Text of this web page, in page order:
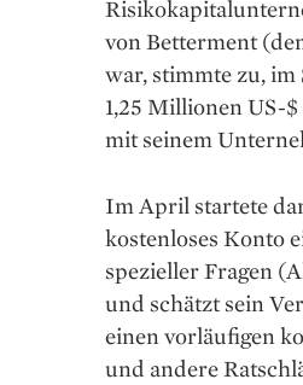
von Betterment
war, stimmte zu, im
1,25 Millionen US-
mit seinem
Im April startete
kostenloses Konto
spezieller Fragen
und schätzt sein
einen vorläufigen
und andere